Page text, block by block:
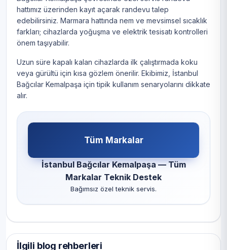
hattımız üzerinden kayıt açarak randevu talep
edebilirsiniz. Marmara hattında nem ve mevsimsel sıcaklık
farkları; cihazlarda yoğuşma ve elektrik tesisatı kontrolleri
önem taşıyabilir.
Uzun süre kapalı kalan cihazlarda ilk çalıştırmada koku
veya gürültü için kısa gözlem önerilir. Ekibimiz, İstanbul
Bağcılar Kemalpaşa için tipik kullanım senaryolarını dikkate
alır.
Tüm Markalar
İstanbul Bağcılar Kemalpaşa — Tüm
Markalar Teknik Destek
Bağımsız özel teknik servis.
İlgili blog rehberleri